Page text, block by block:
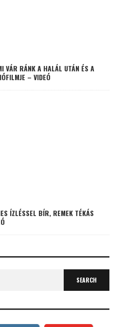
VÁR RÁNK A HALÁL UTÁN ÉS A
– VIDEÓ
ÍZLÉSSEL BÍR, REMEK TÉKÁS